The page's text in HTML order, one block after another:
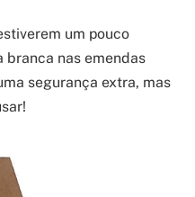
um pouco
branca nas emendas
segurança extra, mas